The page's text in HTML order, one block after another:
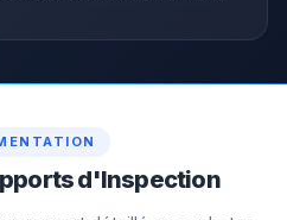
d'Inspection